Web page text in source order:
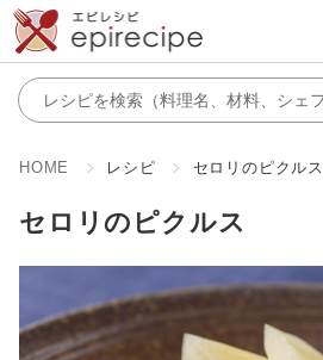
HOME レシピ セロリのピクルス
セロリのピクルス